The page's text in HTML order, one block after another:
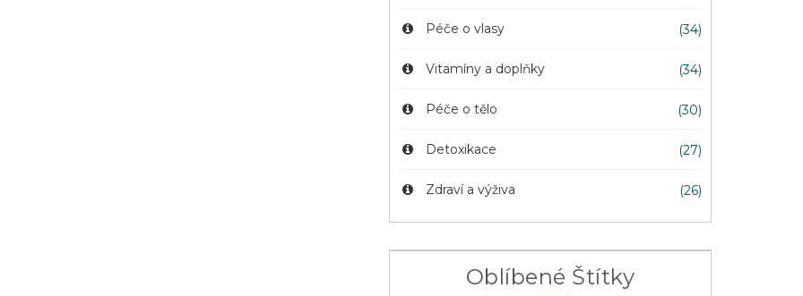
Péče o vlasy (34)
Vitamíny a doplňky (34)
Péče o tělo (30)
Detoxikace (27)
Zdraví a výživa (26)
Oblíbené Štítky